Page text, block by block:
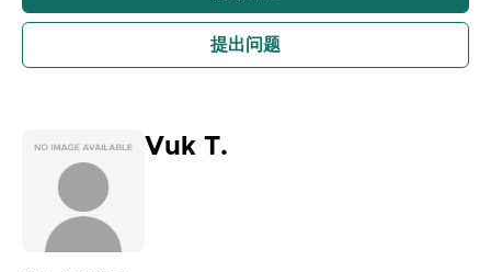
提出问题
Vuk T.